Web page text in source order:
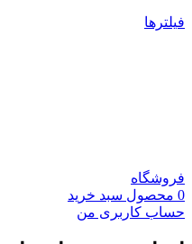
فیلترها
فروشگاه
0 محصول سبد خرید
حساب کاربری من